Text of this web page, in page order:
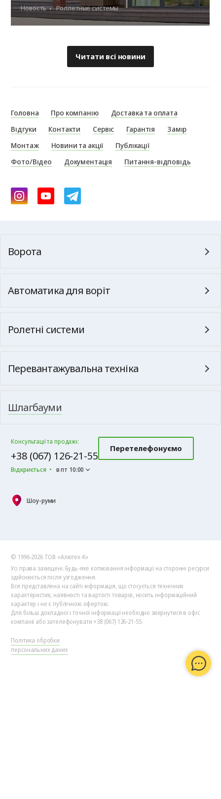
Новость Роллетные системы
Читати всі новини
Головна Про компанію
Доставка та оплата
Відгуки
Контакти Сервіс Гарантія
Замір
Монтаж
Новини та акції
Публікації
Фото/Відео
Документація Питання-відповідь
Ворота
Автоматика для воріт
Ролетні системи
Перевантажувальна техніка
Шлагбауми
Консультації та продажі:
+38 (067) 126-21-55
Відкриється в пт 10:00
Перетелефонуємо
Шоу-руми
© 1996-2026 ТОВ «Алютех‑К»
Усі права захищені. Будь-яке копіювання інформації на сторонні ресурси
здійснюється після узгодження.
Вся представлена на сайті інформація, що стосується технічних
характеристик, наявності та вартості товарів, носить інформаційний
характер і не є публічною офертою.
Для більш докладної і точної інформації необхідно звернутися в офіс
компанії або зателефонувати +38 (067) 126-21-55.
Політика обробки
персональних даних